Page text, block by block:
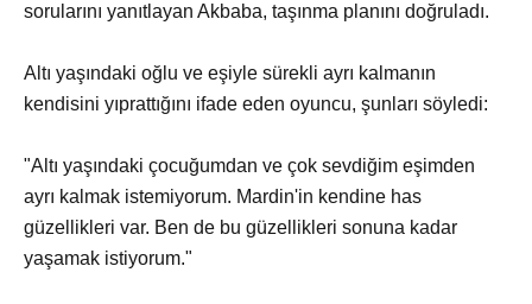
sorularını yanıtlayan Akbaba, taşınma planını doğruladı.
Altı yaşındaki oğlu ve eşiyle sürekli ayrı kalmanın
kendisini yıprattığını ifade eden oyuncu, şunları söyledi:
"Altı yaşındaki çocuğumdan ve çok sevdiğim eşimden
ayrı kalmak istemiyorum. Mardin'in kendine has
güzellikleri var. Ben de bu güzellikleri sonuna kadar
yaşamak istiyorum."